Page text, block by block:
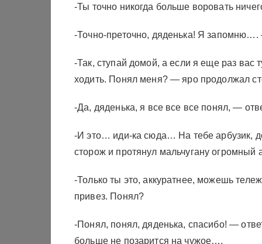
-Ты точно никогда больше воровать
-Точно-преточно, дяденька! Я запомню….
-Так, ступай домой, а если я еще раз вас
ходить. Понял меня? — яро продолжал
-Да, дяденька, я все все все понял, —
-И это… иди-ка сюда… На тебе арбузик,
сторож и протянул мальчугану огромный
-Только ты это, аккуратнее, можешь
привез. Понял?
-Понял, понял, дяденька, спасибо! —
больше не позарится на чужое….